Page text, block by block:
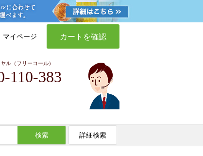
マイページ カートを確認
ル（フリーコール）
110-383
検索 詳細検索